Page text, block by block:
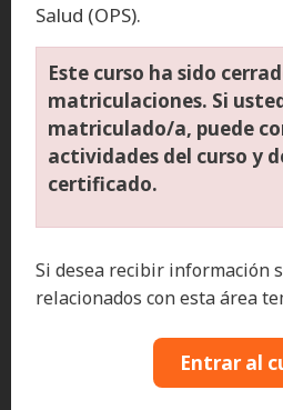
Salud (OPS).
Este curso ha sido
matriculaciones. Si
matriculado/a, puede
actividades del curso y
certificado.
Si desea recibir información
relacionados con esta área
Entrar al